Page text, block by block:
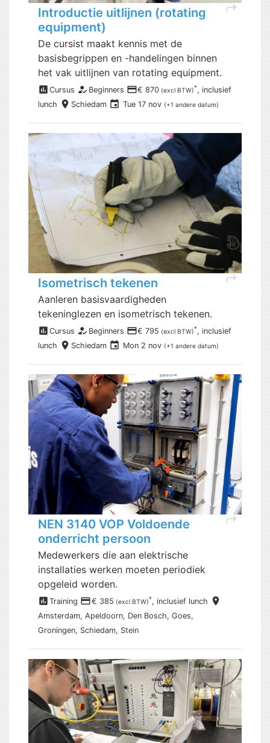
shortcut
Introductie uitlijnen (rotating
equipment)
De cursist maakt kennis met de
basisbegrippen en -handelingen binnen
het vak uitlijnen van rotating equipment.
assessment Cursus how_to_reg Beginners payment€ 870 (excl BTW)*, inclusief
lunch place Schiedam event Tue 17 nov (+1 andere datum)
shortcut
Isometrisch tekenen
Aanleren basisvaardigheden
tekeninglezen en isometrisch tekenen.
assessment Cursus how_to_reg Beginners payment€ 795 (excl BTW)*, inclusief
lunch place Schiedam event Mon 2 nov (+1 andere datum)
shortcut
NEN 3140 VOP Voldoende
onderricht persoon
Medewerkers die aan elektrische
installaties werken moeten periodiek
opgeleid worden.
assessment Training payment€ 385 (excl BTW)*, inclusief lunch place
Amsterdam, Apeldoorn, Den Bosch, Goes,
Groningen, Schiedam, Stein